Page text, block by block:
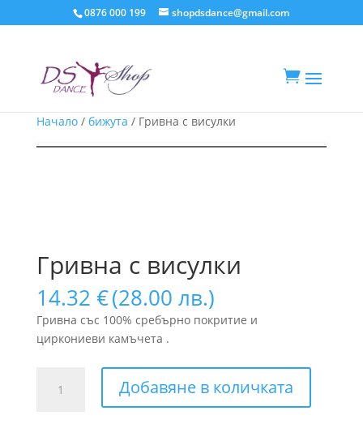
0876 000 199 shopdsdance@gmail.com

Начало/ бижута / Гривна с висулки
Гривна с висулки
14.32 €(28.00 лв.)
Гривна със 100% сребърно покритие и
циркониеви камъчета .
Добавяне в количката